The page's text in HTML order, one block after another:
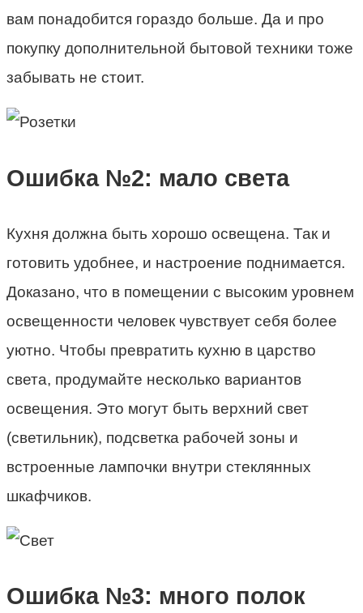
вам понадобится гораздо больше. Да и про
покупку дополнительной бытовой техники тоже
забывать не стоит.
Ошибка №2: мало света
Кухня должна быть хорошо освещена. Так и
готовить удобнее, и настроение поднимается.
Доказано, что в помещении с высоким уровнем
освещенности человек чувствует себя более
уютно. Чтобы превратить кухню в царство
света, продумайте несколько вариантов
освещения. Это могут быть верхний свет
(светильник), подсветка рабочей зоны и
встроенные лампочки внутри стеклянных
шкафчиков.
Ошибка №3: много полок